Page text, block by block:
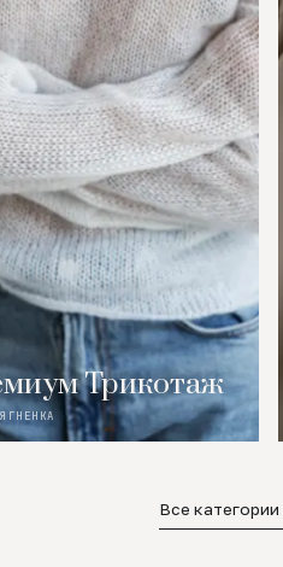
Трикотаж
Все